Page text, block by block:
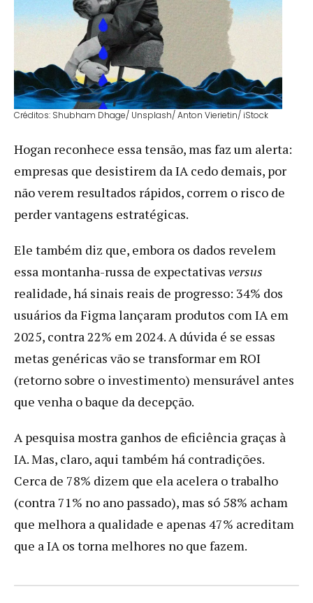
Créditos: Shubham Dhage/ Unsplash/ Anton Vierietin/ iStock
Hogan reconhece essa tensão, mas faz um alerta:
empresas que desistirem da IA cedo demais, por
não verem resultados rápidos, correm o risco de
perder vantagens estratégicas.
Ele também diz que, embora os dados revelem
essa montanha-russa de expectativas versus
realidade, há sinais reais de progresso: 34% dos
usuários da Figma lançaram produtos com IA em
2025, contra 22% em 2024. A dúvida é se essas
metas genéricas vão se transformar em ROI
(retorno sobre o investimento) mensurável antes
que venha o baque da decepção.
A pesquisa mostra ganhos de eficiência graças à
IA. Mas, claro, aqui também há contradições.
Cerca de 78% dizem que ela acelera o trabalho
(contra 71% no ano passado), mas só 58% acham
que melhora a qualidade e apenas 47% acreditam
que a IA os torna melhores no que fazem.